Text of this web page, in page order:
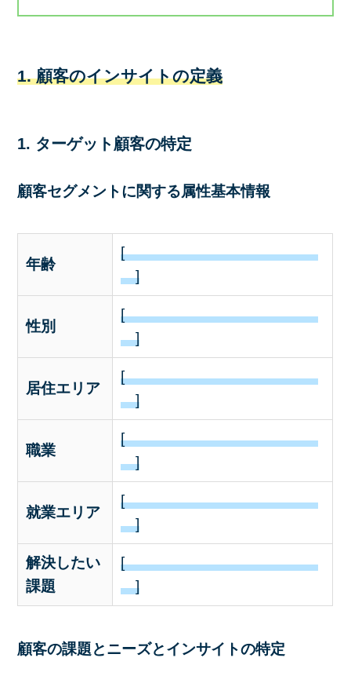
1. 顧客のインサイトの定義
1. ターゲット顧客の特定
顧客セグメントに関する属性基本情報
年齢
[
]
性別
[
]
居住エリア
[
]
職業
[
]
就業エリア
[
]
解決したい
課題
[
]
顧客の課題とニーズとインサイトの特定